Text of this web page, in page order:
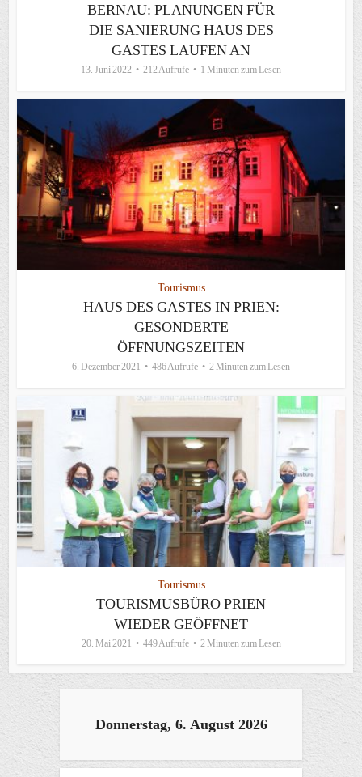
BERNAU: PLANUNGEN FÜR
DIE SANIERUNG HAUS DES
GASTES LAUFEN AN
13. Juni 2022 212 Aufrufe 1 Minuten zum Lesen
Tourismus
HAUS DES GASTES IN PRIEN:
GESONDERTE
ÖFFNUNGSZEITEN
6. Dezember 2021 486 Aufrufe 2 Minuten zum Lesen
Tourismus
TOURISMUSBÜRO PRIEN
WIEDER GEÖFFNET
20. Mai 2021 449 Aufrufe 2 Minuten zum Lesen
Donnerstag, 6. August 2026